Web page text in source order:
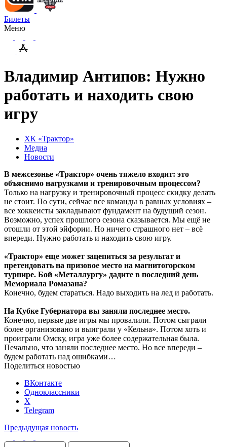
Билеты
Меню
Владимир Антипов: Нужно
работать и находить свою
игру
ХК «Трактор»
Медиа
Новости
В межсезонье «Трактор» очень тяжело входит: это
объяснимо нагрузками и тренировочным процессом?
Только на нагрузку и тренировочный процесс скидку делать
не стоит. По сути, сейчас все команды в равных условиях –
все хоккеисты закладывают фундамент на будущий сезон.
Возможно, успех прошлого сезона сказывается. Мы ещё не
отошли от этой эйфории. Но ничего страшного нет – всё
впереди. Нужно работать и находить свою игру.
«Трактор» еще может зацепиться за результат и
претендовать на призовое место на магнитогорском
турнире. Бой «Металлургу» дадите в последний день
Мемориала Ромазана?
Конечно, будем стараться. Надо выходить на лед и работать.
На Кубке Губернатора вы заняли последнее место.
Конечно, первые две игры мы провалили. Потом сыграли
более организовано и выиграли у «Кельна». Потом хоть и
проиграли Омску, игра уже более содержательная была.
Печально, что заняли последнее место. Но все впереди –
будем работать над ошибками…
Поделиться новостью
ВКонтакте
Одноклассники
X
Telegram
Предыдущая новость